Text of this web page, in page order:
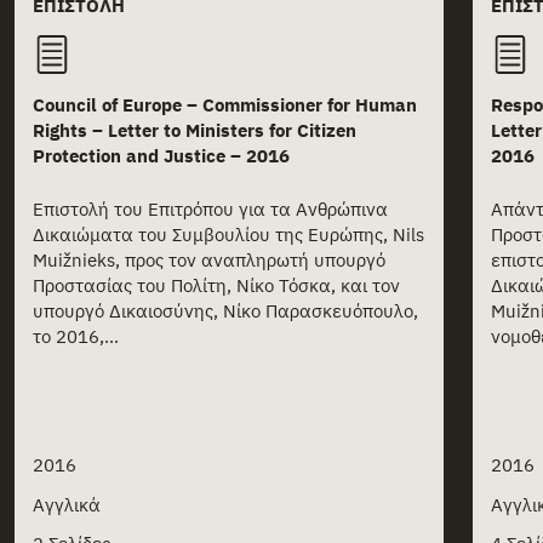
ΕΠΙΣΤΟΛΉ
Council of Europe – Commissioner for Human
Rights – Letter to Ministers for Citizen
Protection and Justice – 2016
Επιστολή του Επιτρόπου για τα Ανθρώπινα
Δικαιώματα του Συμβουλίου της Ευρώπης, Nils
Muižnieks, προς τον αναπληρωτή υπουργό
Προστασίας του Πολίτη, Νίκο Τόσκα, και τον
υπουργό Δικαιοσύνης, Νίκο Παρασκευόπουλο,
το 2016,...
2016
Αγγλικά
2016
2016